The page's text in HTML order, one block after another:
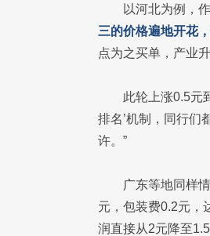
以河北为例，
三的价格遍地开花
点为之买单，产业
此轮上涨0.5元
排名’机制，同行们
许。”
广东等地同样
元，包装费0.2元，
润直接从2元降至1.5